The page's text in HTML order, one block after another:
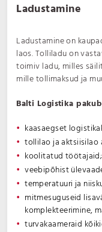
Ladustamine
Ladustamine on
laos. Tolliladu on
toimiv ladu, milles
mille tollimaksud ja
Balti Logistika
kaasaegset
tollilao ja aktsiisilao
koolitatud töötajaid;
veebipõhist
temperatuuri ja
mitmesuguseid
komplekteerimine,
turvakaameraid